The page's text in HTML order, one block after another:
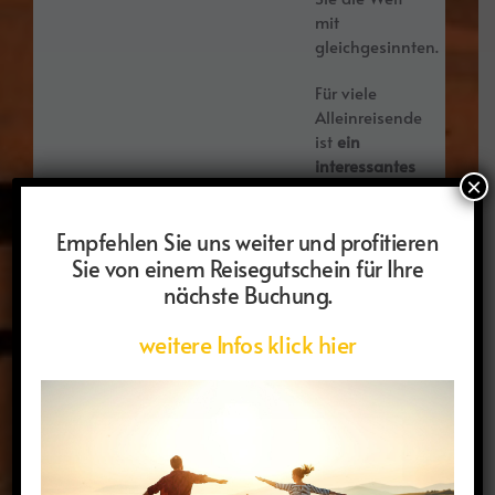
mit
gleichgesinnten.
Für viele
Alleinreisende
ist ein
interessantes
Reiseziel
wichtigste
Anreiz, sich
einen
Urlaub zu
gönnen und
unterwegs
Gleichgesinnte,
Empfehlen Sie uns weiter und profitieren
Sie von einem Reisegutschein für Ihre
nächste Buchung.
weitere Infos klick hier
×